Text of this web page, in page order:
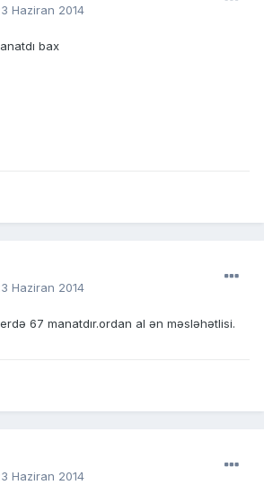
Haziran 2014
bax
Haziran 2014
67 manatdır.ordan al ən məsləhətlisi.
Haziran 2014